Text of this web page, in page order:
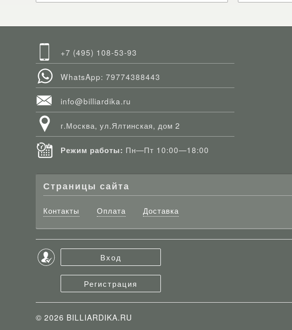
+7 (495) 108-53-93
WhatsApp: 79774388443
info@billiardika.ru
г.Москва, ул.Ялтинская, дом 2
Режим работы: Пн—Пт 10:00—18:00
Страницы сайта
Контакты Оплата Доставка
Вход
Регистрация
© 2026 BILLIARDIKA.RU